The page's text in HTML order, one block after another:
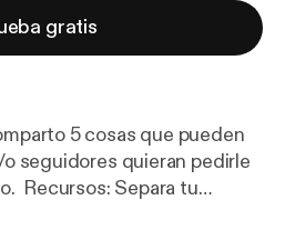
gratis
5 cosas que pueden
seguidores quieran pedirle
tu